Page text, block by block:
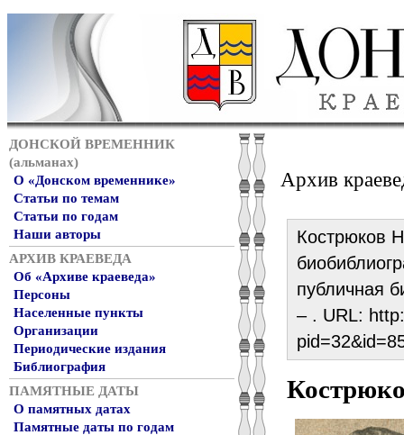
ДОНСКОЙ ВРЕМЕННИК
(альманах)
О «Донском временнике»
Статьи по темам
Статьи по годам
Наши авторы
АРХИВ КРАЕВЕДА
Об «Архиве краеведа»
Персоны
Населенные пункты
Организации
Периодические издания
Библиография
ПАМЯТНЫЕ ДАТЫ
О памятных датах
Памятные даты по годам
Архив
Кострюков
публичная
– . URL: